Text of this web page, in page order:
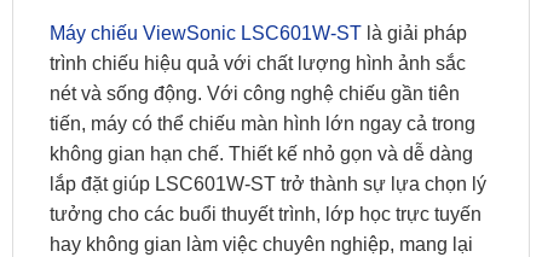
Máy chiếu ViewSonic LSC601W-ST là giải pháp
trình chiếu hiệu quả với chất lượng hình ảnh sắc
nét và sống động. Với công nghệ chiếu gần tiên
tiến, máy có thể chiếu màn hình lớn ngay cả trong
không gian hạn chế. Thiết kế nhỏ gọn và dễ dàng
lắp đặt giúp LSC601W-ST trở thành sự lựa chọn lý
tưởng cho các buổi thuyết trình, lớp học trực tuyến
hay không gian làm việc chuyên nghiệp, mang lại